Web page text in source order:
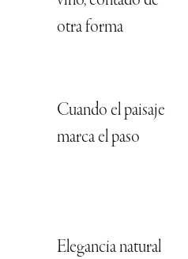
otra forma
Cuando el paisaje
marca el paso
Elegancia natural